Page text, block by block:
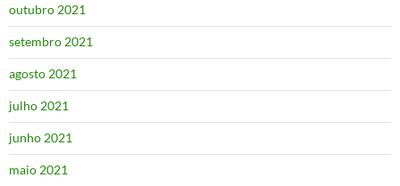
outubro 2021
setembro 2021
agosto 2021
julho 2021
junho 2021
maio 2021